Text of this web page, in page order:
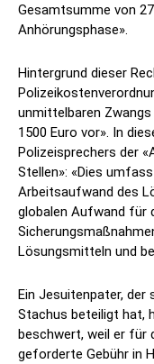
Gesamtsumme von
Anhörungsphase».
Hintergrund dieser
unmittelbaren Zwangs
1500 Euro vor». In
Polizeisprechers der
Stellen»: «Dies
Arbeitsaufwand des
globalen Aufwand für
Lösungsmitteln und
Ein Jesuitenpater, der
Stachus beteiligt hat,
beschwert, weil er für
geforderte Gebühr in